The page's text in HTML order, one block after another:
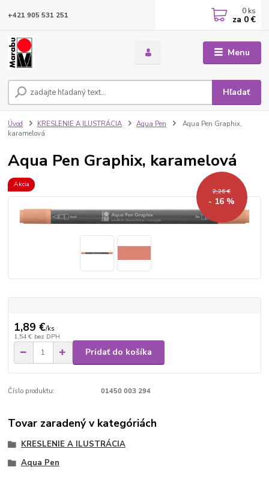
Menu
Hľadať
+421 905 531 251 0 ks
za 0 €
Úvod KRESLENIE A ILUSTRÁCIA Aqua Pen
Aqua Pen Graphix,
karamelová
Aqua Pen Graphix, karamelová
Akcia
2,26 €
- 16 %
1,89 €/ks
1,54 € bez DPH
Pridať do košíka
Číslo produktu: 01450 003 294
Tovar zaradený v kategóriách
KRESLENIE A ILUSTRÁCIA
Aqua Pen